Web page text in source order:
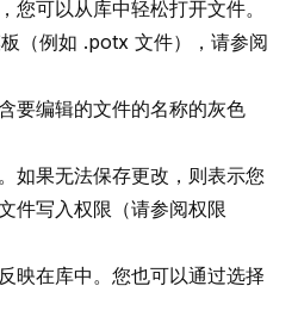
您可以从库中轻松打开文件。
（例如 .potx 文件），请参阅
要编辑的文件的名称的灰色
如果无法保存更改，则表示您
件写入权限（请参阅权限
映在库中。您也可以通过选择